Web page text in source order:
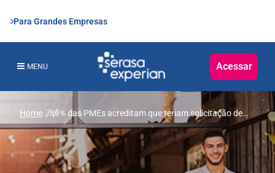
Para Grandes Empresas
MENU Acessar
Home...89% das PMEs acreditam que teriam solicitação de
crédito aprovada em alguma modalidade, aponta
pesquisa da Serasa Experian